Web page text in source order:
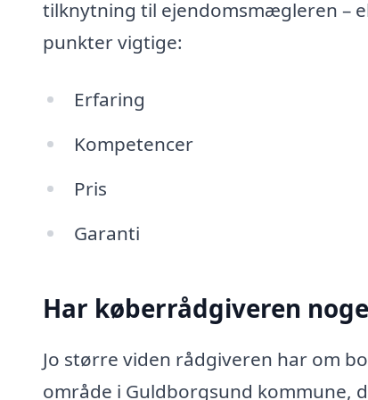
tilknytning til ejendomsmægleren –
punkter vigtige:
Erfaring
Kompetencer
Pris
Garanti
Har køberrådgiveren
Jo større viden rådgiveren har om
område i Guldborgsund kommune,